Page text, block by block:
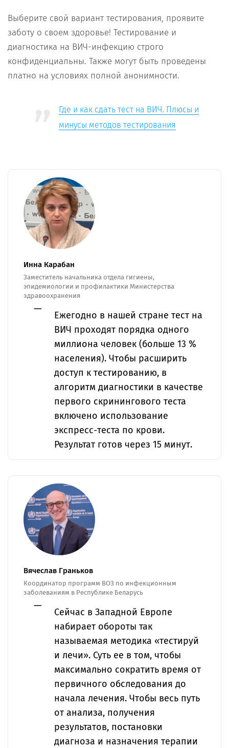
Выберите свой вариант тестирования, проявите
заботу о своем здоровье! Тестирование и
диагностика на ВИЧ-инфекцию строго
конфиденциальны. Также могут быть проведены
платно на условиях полной анонимности.
Где и как сдать тест на ВИЧ. Плюсы и
минусы методов тестирования
Инна Карабан
Заместитель начальника отдела гигиены,
эпидемиологии и профилактики Министерства
здравоохранения
Ежегодно в нашей стране тест на
ВИЧ проходят порядка одного
миллиона человек (больше 13 %
населения). Чтобы расширить
доступ к тестированию, в
алгоритм диагностики в качестве
первого скринингового теста
включено использование
экспресс-теста по крови.
Результат готов через 15 минут.
Вячеслав Граньков
Координатор программ ВОЗ по инфекционным
заболеваниям в Республике Беларусь
Сейчас в Западной Европе
набирает обороты так
называемая методика «тестируй
и лечи». Суть ее в том, чтобы
максимально сократить время от
первичного обследования до
начала лечения. Чтобы весь путь
от анализа, получения
результатов, постановки
диагноза и назначения терапии